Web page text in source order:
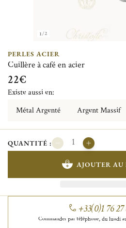
1/2
PERLES ACIER
Cuillère à café en acier
22€
Existe aussi en:
Métal Argenté
Argent Massif
QUANTITÉ :
AJOUTER AU
+33(0)1 76 27
Commander par téléphone, du lundi